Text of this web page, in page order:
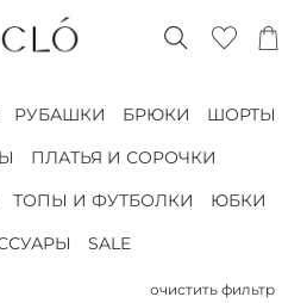
РУБАШКИ БРЮКИ
ШОРТЫ
ПЛАТЬЯ И СОРОЧКИ
ТОПЫ И ФУТБОЛКИ
ЮБКИ
SALE
очистить фильтр